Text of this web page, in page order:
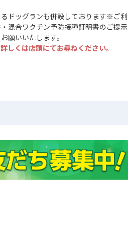
ドッグランも併設しております※ご利
混合ワクチン予防接種証明書のご提示
願いいたします。
しくは店頭にてお尋ねください。